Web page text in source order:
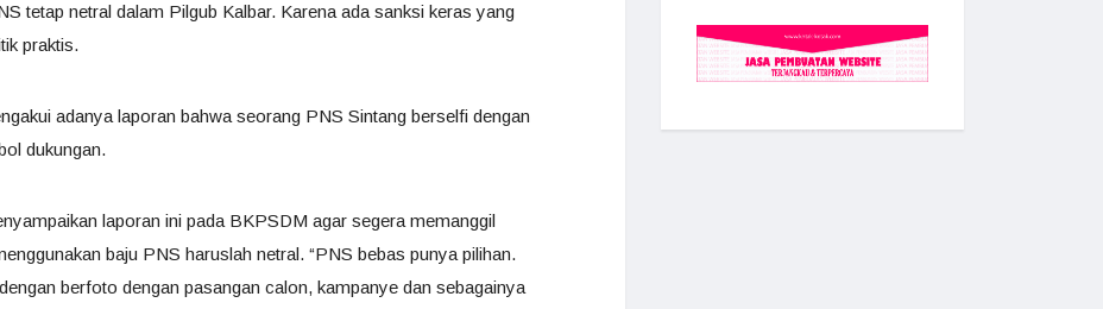
tetap netral dalam Pilgub Kalbar. Karena ada sanksi keras yang
praktis.
adanya laporan bahwa seorang PNS Sintang berselfi dengan
dukungan.
laporan ini pada BKPSDM agar segera memanggil
baju PNS haruslah netral. “PNS bebas punya pilihan.
berfoto dengan pasangan calon, kampanye dan sebagainya